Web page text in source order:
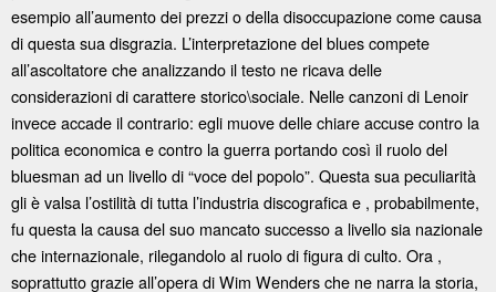
esempio all’aumento dei prezzi o della disoccupazione come causa
di questa sua disgrazia. L’interpretazione del blues compete
all’ascoltatore che analizzando il testo ne ricava delle
considerazioni di carattere storico\sociale. Nelle canzoni di Lenoir
invece accade il contrario: egli muove delle chiare accuse contro la
politica economica e contro la guerra portando così il ruolo del
bluesman ad un livello di “voce del popolo”. Questa sua peculiarità
gli è valsa l’ostilità di tutta l’industria discografica e , probabilmente,
fu questa la causa del suo mancato successo a livello sia nazionale
che internazionale, rilegandolo al ruolo di figura di culto. Ora ,
soprattutto grazie all’opera di Wim Wenders che ne narra la storia,